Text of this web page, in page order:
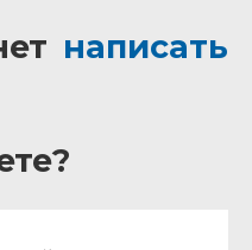
написать